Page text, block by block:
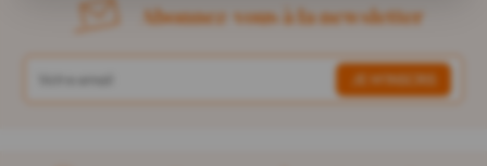
Abonnez-vous à la newsletter